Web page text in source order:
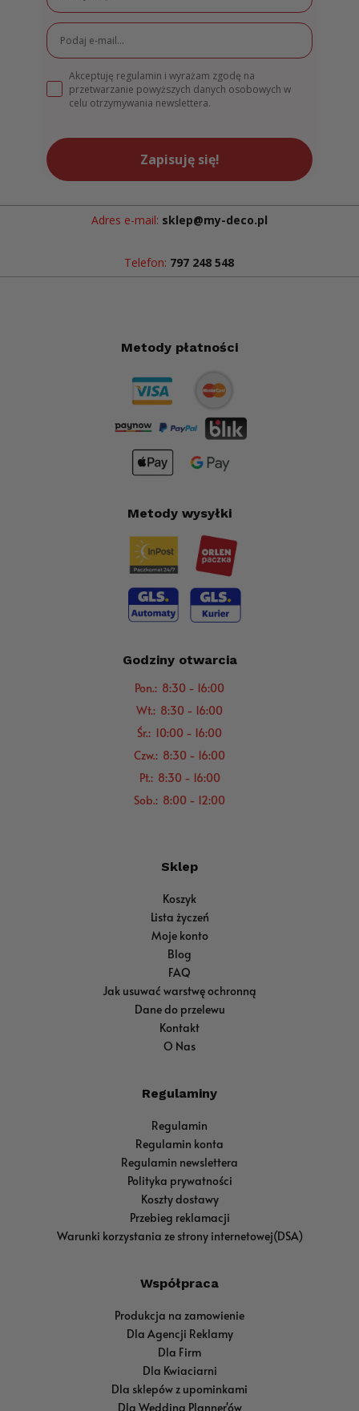
Akceptuję regulamin i wyrażam zgodę na
przetwarzanie powyższych danych osobowych w
celu otrzymywania newslettera.
Zapisuję się!
Adres e-mail: sklep@my-deco.pl
Telefon: 797 248 548
Metody płatności
Metody wysyłki
Godziny otwarcia
Pon.: 8:30 - 16:00
Wt.: 8:30 - 16:00
Śr.: 10:00 - 16:00
Czw.: 8:30 - 16:00
Pt.: 8:30 - 16:00
Sob.: 8:00 - 12:00
Sklep
Koszyk
Lista życzeń
Moje konto
Blog
FAQ
Jak usuwać warstwę ochronną
Dane do przelewu
Kontakt
O Nas
Regulaminy
Regulamin
Regulamin konta
Regulamin newslettera
Polityka prywatności
Koszty dostawy
Przebieg reklamacji
Warunki korzystania ze strony internetowej(DSA)
Współpraca
Produkcja na zamowienie
Dla Agencji Reklamy
Dla Firm
Dla Kwiaciarni
Dla sklepów z upominkami
Dla Wedding Planner'ów